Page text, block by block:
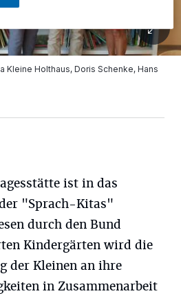
Kleine Holthaus, Doris Schenke, Hans
ist in das
"Sprach-Kitas"
durch den Bund
Kindergärten wird die
der Kleinen an ihre
in Zusammenarbeit